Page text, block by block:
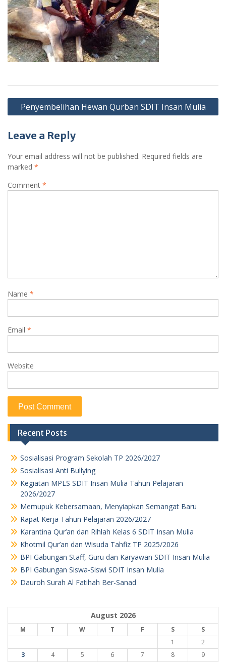
Post
navigation
Penyembelihan Hewan Qurban SDIT Insan Mulia
Leave a Reply
Your email address will not be published. Required fields are
marked *
Comment *
Name *
Email *
Website
Recent Posts
Sosialisasi Program Sekolah TP 2026/2027
Sosialisasi Anti Bullying
Kegiatan MPLS SDIT Insan Mulia Tahun Pelajaran
2026/2027
Memupuk Kebersamaan, Menyiapkan Semangat Baru
Rapat Kerja Tahun Pelajaran 2026/2027
Karantina Qur’an dan Rihlah Kelas 6 SDIT Insan Mulia
Khotmil Qur’an dan Wisuda Tahfiz TP 2025/2026
BPI Gabungan Staff, Guru dan Karyawan SDIT Insan Mulia
BPI Gabungan Siswa-Siswi SDIT Insan Mulia
Dauroh Surah Al Fatihah Ber-Sanad
August 2026
M T W T F S
S
1
2
3
4 5 6 7 8
9